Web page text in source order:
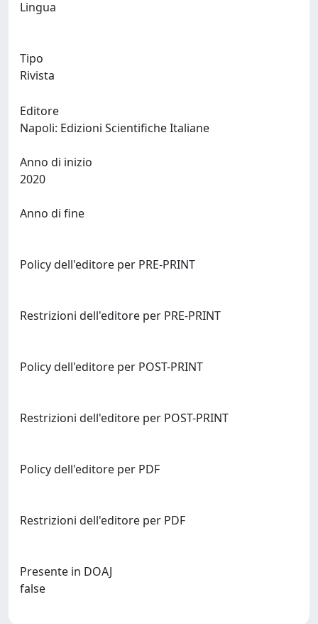
Lingua
Tipo
Rivista
Editore
Anno di inizio
Anno di fine
Policy dell'editore per PRE-PRINT
Restrizioni dell'editore per PRE-PRINT
Policy dell'editore per POST-PRINT
Restrizioni dell'editore per POST-PRINT
Policy dell'editore per PDF
Restrizioni dell'editore per PDF
Presente in DOAJ